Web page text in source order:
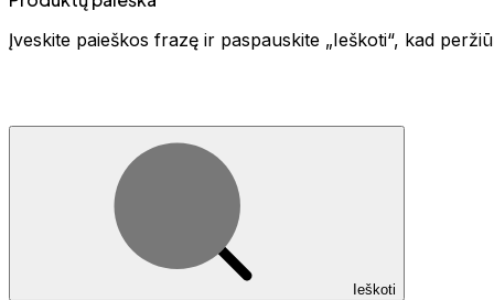
Įveskite paieškos frazę ir paspauskite „Ieškoti“, kad
Ieškoti